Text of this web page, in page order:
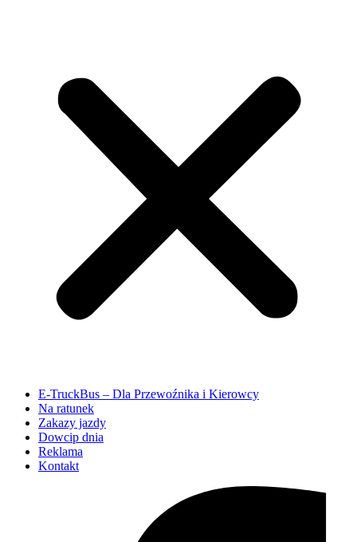
E-TruckBus – Dla Przewoźnika i Kierowcy
Na ratunek
Zakazy jazdy
Dowcip dnia
Reklama
Kontakt